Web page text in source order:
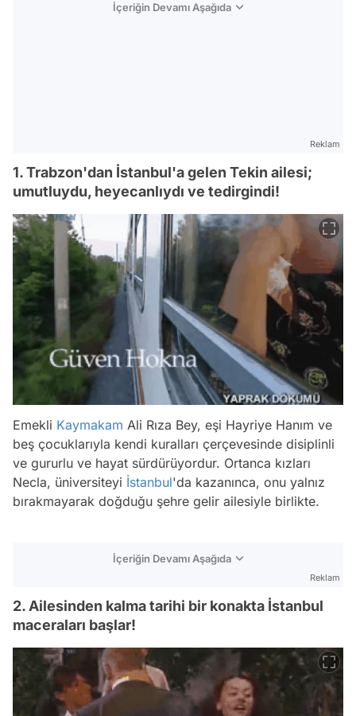
İçeriğin Devamı Aşağıda
Reklam
1. Trabzon'dan İstanbul'a gelen Tekin ailesi;
umutluydu, heyecanlıydı ve tedirgindi!
Emekli Kaymakam Ali Rıza Bey, eşi Hayriye Hanım ve
beş çocuklarıyla kendi kuralları çerçevesinde disiplinli
ve gururlu ve hayat sürdürüyordur. Ortanca kızları
Necla, üniversiteyi İstanbul'da kazanınca, onu yalnız
bırakmayarak doğduğu şehre gelir ailesiyle birlikte.
İçeriğin Devamı Aşağıda
Reklam
2. Ailesinden kalma tarihi bir konakta İstanbul
maceraları başlar!